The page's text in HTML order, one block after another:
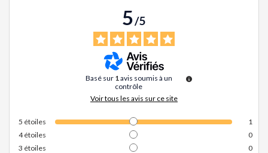
5/5
Basé sur 1 avis soumis à un
contrôle
Voir tous les avis sur ce site
5 étoiles
1
4étoiles
0
3 étoiles
0